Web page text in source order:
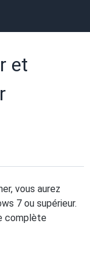
et
vous aurez
7 ou supérieur.
complète